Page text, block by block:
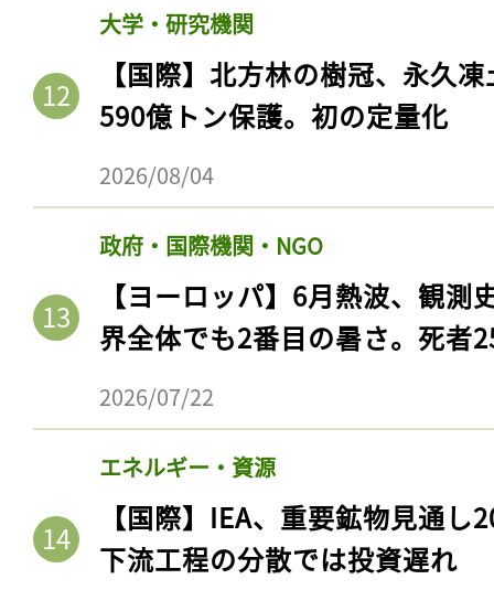
大学・研究機関
【国際】北方林の樹冠、永久
590億トン保護。初の定量化
2026/08/04
政府・国際機関・NGO
【ヨーロッパ】6月熱波、観
界全体でも2番目の暑さ。死者
2026/07/22
エネルギー・資源
【国際】IEA、重要鉱物見通
下流工程の分散では投資遅れ